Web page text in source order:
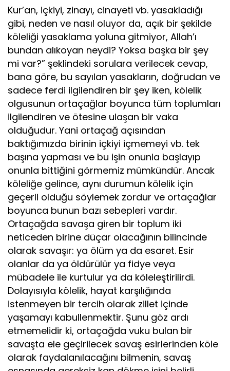
Kur’an, içkiyi, zinayı, cinayeti vb. yasakladığı
gibi, neden ve nasıl oluyor da, açık bir şekilde
köleliği yasaklama yoluna gitmiyor, Allah’ı
bundan alıkoyan neydi? Yoksa başka bir şey
mi var?” şeklindeki sorulara verilecek cevap,
bana göre, bu sayılan yasakların, doğrudan ve
sadece ferdi ilgilendiren bir şey iken, kölelik
olgusunun ortaçağlar boyunca tüm toplumları
ilgilendiren ve ötesine ulaşan bir vaka
olduğudur. Yani ortaçağ açısından
baktığımızda birinin içkiyi içmemeyi vb. tek
başına yapması ve bu işin onunla başlayıp
onunla bittiğini görmemiz mümkündür. Ancak
köleliğe gelince, aynı durumun kölelik için
geçerli olduğu söylemek zordur ve ortaçağlar
boyunca bunun bazı sebepleri vardır.
Ortaçağda savaşa giren bir toplum iki
neticeden birine düçar olacağının bilincinde
olarak savaşır: ya ölüm ya da esaret. Esir
olanlar da ya öldürülür ya fidye veya
mübadele ile kurtulur ya da köleleştirilirdi.
Dolayısıyla kölelik, hayat karşılığında
istenmeyen bir tercih olarak zillet içinde
yaşamayı kabullenmektir. Şunu göz ardı
etmemelidir ki, ortaçağda vuku bulan bir
savaşta ele geçirilecek savaş esirlerinden köle
olarak faydalanılacağını bilmenin, savaş